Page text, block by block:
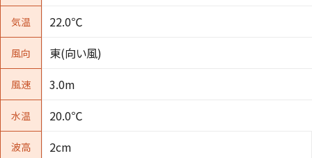
気温 22.0℃
風向 東(向い風)
風速 3.0m
水温 20.0℃
波高 2cm